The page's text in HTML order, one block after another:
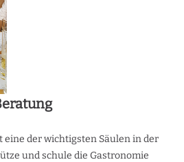
eine der wichtigsten Säulen in der
und schule die Gastronomie